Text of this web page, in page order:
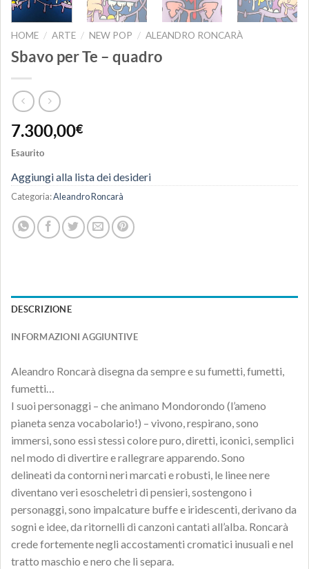
HOME / ARTE / NEW POP / ALEANDRO RONCARÀ
Sbavo per Te – quadro
7.300,00€
Esaurito
Aggiungi alla lista dei desideri
Categoria:Aleandro Roncarà
DESCRIZIONE
INFORMAZIONI AGGIUNTIVE
Aleandro Roncarà disegna da sempre e su fumetti, fumetti,
fumetti…
I suoi personaggi – che animano Mondorondo (l’ameno
pianeta senza vocabolario!) – vivono, respirano, sono
immersi, sono essi stessi colore puro, diretti, iconici, semplici
nel modo di divertire e rallegrare apparendo. Sono
delineati da contorni neri marcati e robusti, le linee nere
diventano veri esoscheletri di pensieri, sostengono i
personaggi, sono impalcature buffe e iridescenti, derivano da
sogni e idee, da ritornelli di canzoni cantati all’alba. Roncarà
crede fortemente negli accostamenti cromatici inusuali e nel
tratto maschio e nero che li separa.